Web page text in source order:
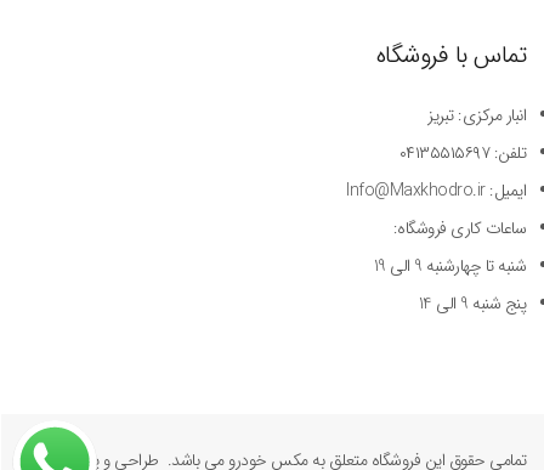
تماس با فروشگاه
انبار مرکزی: تبریز
تلفن: ۰۴۱۳۵۵۱۵۶۹۷
ایمیل: Info@Maxkhodro.ir
ساعات کاری فروشگاه:
شنبه تا چهارشنبه 9 الی 19
پنج شنبه 9 الی 14
تمامی حقوق این فروشگاه متعلق به مکس خودرو می باشد. طراحی و پیاده سازی